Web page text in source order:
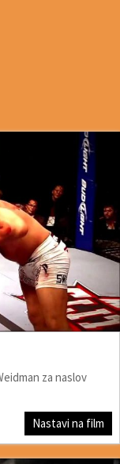
za naslov
Nastavi na film